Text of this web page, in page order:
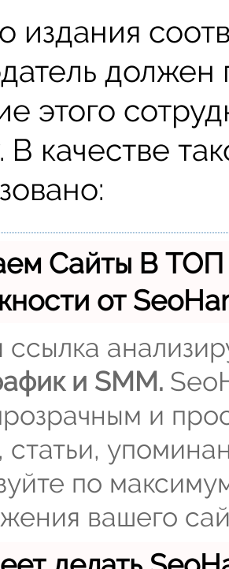
издания
этого
В качестве
Сайты В
от
и SMM.
и
статьи,
по
вашего